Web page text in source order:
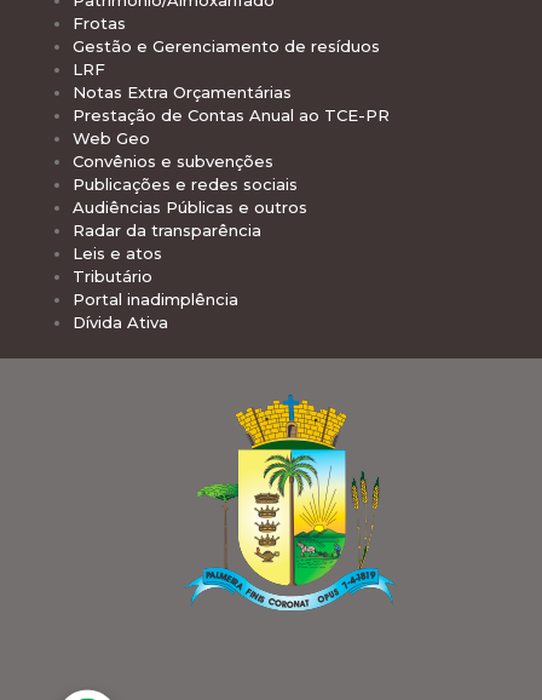
Frotas
Gestão e Gerenciamento de resíduos
LRF
Notas Extra Orçamentárias
Prestação de Contas Anual ao TCE-PR
Web Geo
Convênios e subvenções
Publicações e redes sociais
Audiências Públicas e outros
Radar da transparência
Leis e atos
Tributário
Portal inadimplência
Dívida Ativa